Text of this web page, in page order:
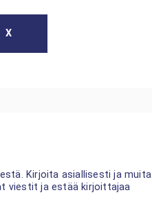
X
Kirjoita asiallisesti ja muita
viestit ja estää kirjoittajaa